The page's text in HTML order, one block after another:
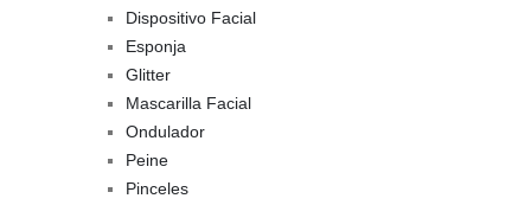
Dispositivo Facial
Esponja
Glitter
Mascarilla Facial
Ondulador
Peine
Pinceles